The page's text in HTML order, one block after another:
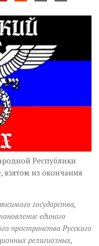
Республики
взятом из окончания
государства,
единого
пространства Русского
религиозных,